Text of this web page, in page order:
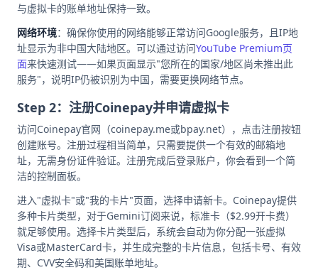
与虚拟卡的账单地址保持一致。
网络环境：确保你使用的网络能够正常访问Google服务，且IP地
址显示为非中国大陆地区。可以通过访问YouTube Premium页
面来快速测试——如果页面显示"您所在的国家/地区尚未推出此
服务"，说明IP仍被识别为中国，需要更换网络节点。
Step 2：注册Coinepay并申请虚拟卡
访问Coinepay官网（coinepay.me或bpay.net），点击注册按钮
创建账号。注册过程相当简单，只需要提供一个有效的邮箱地
址，无需身份证件验证。注册完成后登录账户，你会看到一个简
洁的控制面板。
进入"虚拟卡"或"我的卡片"页面，选择申请新卡。Coinepay提供
多种卡片类型，对于Gemini订阅来说，标准卡（$2.99开卡费）
就足够使用。选择卡片类型后，系统会自动为你分配一张虚拟
Visa或MasterCard卡，并生成完整的卡片信息，包括卡号、有效
期、CVV安全码和美国账单地址。